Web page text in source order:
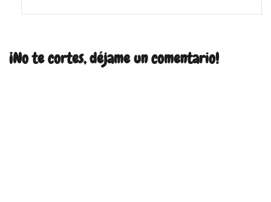
¡No te cortes, déjame un comentario!